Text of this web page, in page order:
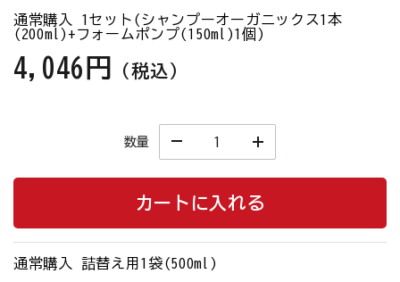
通常購入 1セット(シャンプーオーガニックス1本
(200ml)+フォームポンプ(150ml)1個)
4,046円 （税込）
数量
カートに入れる
通常購入 詰替え用1袋(500ml)